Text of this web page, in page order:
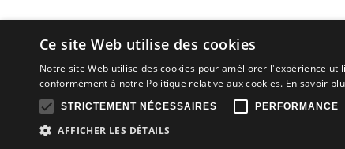
Tous
Ce site Web utilise des cookies
Notre site Web utilise des cookies pour améliorer l'expérience
conformément à notre Politique relative aux cookies. En savoir
STRICTEMENT NÉCESSAIRES PERFORMANCE
AFFICHER LES DÉTAILS